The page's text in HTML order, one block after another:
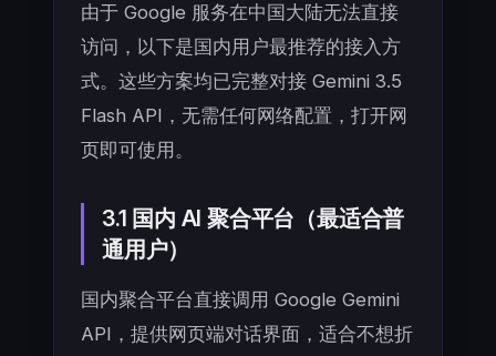
由于 Google 服务在中国大陆无法直接
访问，以下是国内用户最推荐的接入方
式。这些方案均已完整对接 Gemini 3.5
Flash API，无需任何网络配置，打开网
页即可使用。
3.1 国内 AI 聚合平台（最适合普
通用户）
国内聚合平台直接调用 Google Gemini
API，提供网页端对话界面，适合不想折